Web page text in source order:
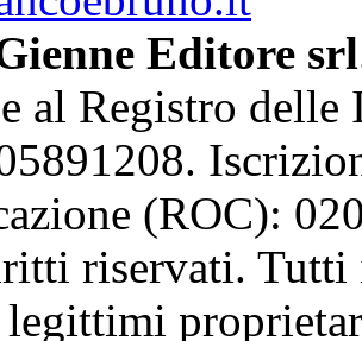
Editore srl
al Registro delle
(ROC):
riservati. Tutti
legittimi